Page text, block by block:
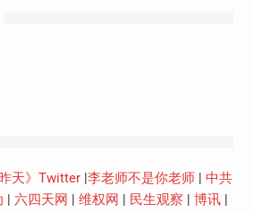
昨天》Twitter|李老师不是你老师| 中共
| 六四天网 | 维权网 | 民生观察 | 博讯|